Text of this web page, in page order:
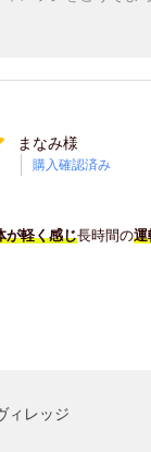
まなみ様
購入確認済み
が軽く感じ長時間の運
ィレッジ